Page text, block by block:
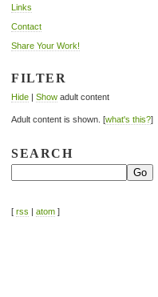
Links
Contact
Share Your Work!
FILTER
Hide | Show adult content
Adult content is shown. [what's this?]
SEARCH
[ rss | atom ]